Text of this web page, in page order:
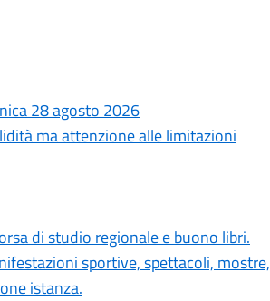
28 agosto 2026
ma attenzione alle limitazioni
di studio regionale e buono libri.
sportive, spettacoli, mostre,
istanza.